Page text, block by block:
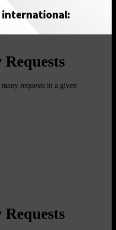
international: